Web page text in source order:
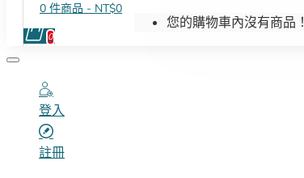
0 件商品 - NT$0
0
您的購物車內沒有商品！
登入
註冊